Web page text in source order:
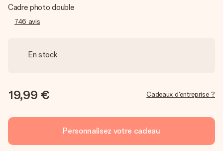
Cadre photo double
746 avis
En stock
19,99 € Cadeaux d'entreprise ?
Personnalisez votre cadeau